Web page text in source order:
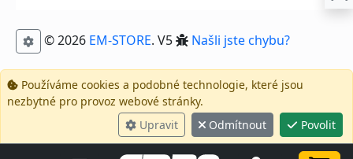
© 2026 EM-STORE. V5 Našli jste chybu?
Používáme cookies a podobné technologie, které jsou
nezbytné pro provoz webové stránky.
Upravit
Odmítnout Povolit